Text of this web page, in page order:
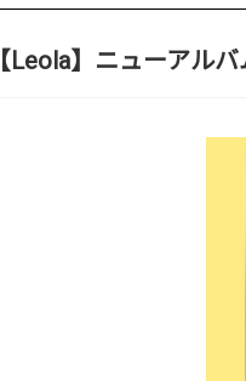
【Leola】ニューアル